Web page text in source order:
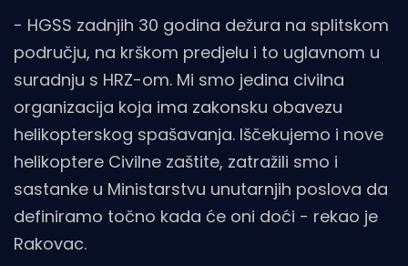
- HGSS zadnjih 30 godina dežura na splitskom
području, na krškom predjelu i to uglavnom u
suradnju s HRZ-om. Mi smo jedina civilna
organizacija koja ima zakonsku obavezu
helikopterskog spašavanja. Iščekujemo i nove
helikoptere Civilne zaštite, zatražili smo i
sastanke u Ministarstvu unutarnjih poslova da
definiramo točno kada će oni doći - rekao je
Rakovac.